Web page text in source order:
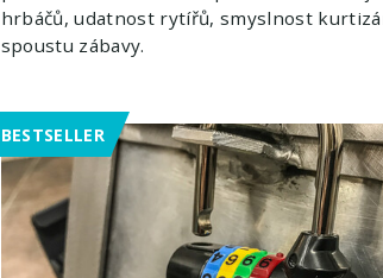
hrbáčů, udatnost rytířů, smyslnost
spoustu zábavy.
BESTSELLER